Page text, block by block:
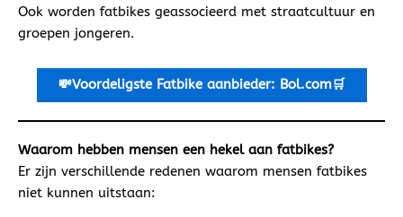
Ook worden fatbikes geassocieerd met straatcultuur en
groepen jongeren.
💸Voordeligste Fatbike aanbieder: Bol.com🛒
Waarom hebben mensen een hekel aan fatbikes?
Er zijn verschillende redenen waarom mensen fatbikes
niet kunnen uitstaan: